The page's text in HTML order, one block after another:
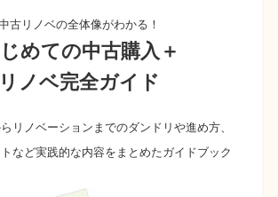
古リノベの全体像がわかる！
めての中古購入＋
リノベ完全ガイド
リノベーションまでのダンドリや進め方、
など実践的な内容をまとめたガイドブック